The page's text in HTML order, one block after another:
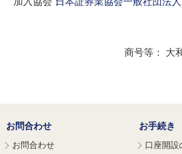
商号等： 大
お問合わせ
お問合わせ
お手続き
口座開設